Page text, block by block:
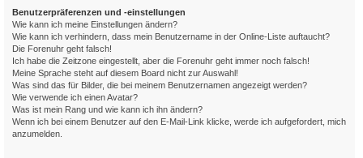
Benutzerpräferenzen und -einstellungen
Wie kann ich meine Einstellungen ändern?
Wie kann ich verhindern, dass mein Benutzername in der Online-Liste auftaucht?
Die Forenuhr geht falsch!
Ich habe die Zeitzone eingestellt, aber die Forenuhr geht immer noch falsch!
Meine Sprache steht auf diesem Board nicht zur Auswahl!
Was sind das für Bilder, die bei meinem Benutzernamen angezeigt werden?
Wie verwende ich einen Avatar?
Was ist mein Rang und wie kann ich ihn ändern?
Wenn ich bei einem Benutzer auf den E-Mail-Link klicke, werde ich aufgefordert, mich
anzumelden.